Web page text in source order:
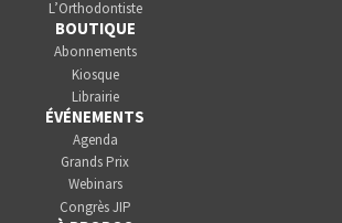
L’Orthodontiste
BOUTIQUE
Abonnements
Kiosque
Librairie
ÉVÉNEMENTS
Agenda
Grands Prix
Webinars
Congrès JIP